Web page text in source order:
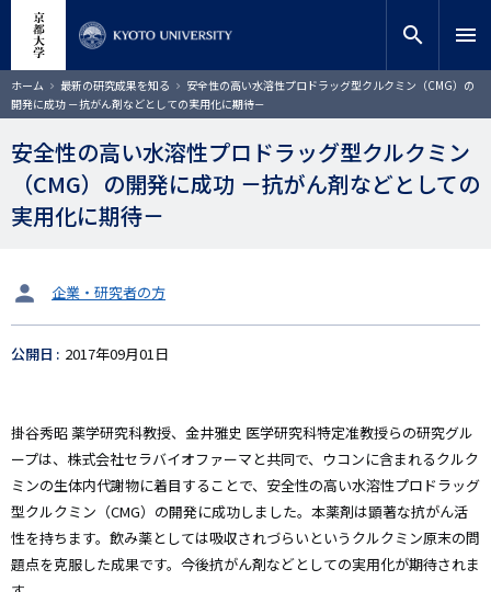
コ
ン
テ
ン
ツ
移
動
サイト内検索
検索
search menu
ホーム 最新の研究成果を知る
安全性の高い水溶性プロドラッグ型クルクミン（CMG）の
開発に成功 －抗がん剤などとしての実用化に期待－
安全性の高い水溶性プロドラッグ型クルクミン
（CMG）の開発に成功 －抗がん剤などとしての
実用化に期待－
タ
ッ
企業・研究者の方
公開日 2017年09月01日
掛谷秀昭 薬学研究科教授、金井雅史 医学研究科特定准教授らの研究グル
ープは、株式会社セラバイオファーマと共同で、ウコンに含まれるクルク
ミンの生体内代謝物に着目することで、安全性の高い水溶性プロドラッグ
型クルクミン（CMG）の開発に成功しました。本薬剤は顕著な抗がん活
性を持ちます。飲み薬としては吸収されづらいというクルクミン原末の問
題点を克服した成果です。今後抗がん剤などとしての実用化が期待されま